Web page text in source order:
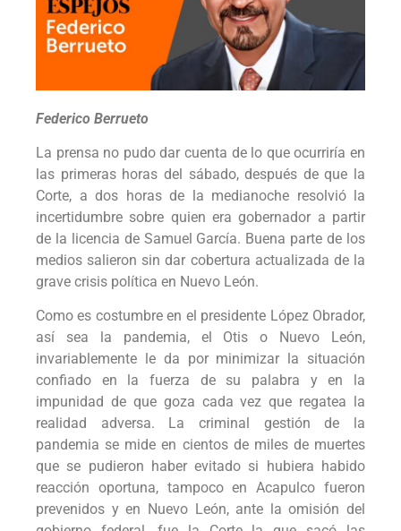
Federico Berrueto
La prensa no pudo dar cuenta de lo que ocurriría en
las primeras horas del sábado, después de que la
Corte, a dos horas de la medianoche resolvió la
incertidumbre sobre quien era gobernador a partir
de la licencia de Samuel García. Buena parte de los
medios salieron sin dar cobertura actualizada de la
grave crisis política en Nuevo León.
Como es costumbre en el presidente López Obrador,
así sea la pandemia, el Otis o Nuevo León,
invariablemente le da por minimizar la situación
confiado en la fuerza de su palabra y en la
impunidad de que goza cada vez que regatea la
realidad adversa. La criminal gestión de la
pandemia se mide en cientos de miles de muertes
que se pudieron haber evitado si hubiera habido
reacción oportuna, tampoco en Acapulco fueron
prevenidos y en Nuevo León, ante la omisión del